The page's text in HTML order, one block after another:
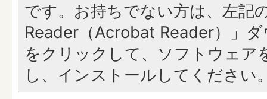
です。お持ちでない方は、左記
Reader（Acrobat Reader）」
をクリックして、ソフトウェア
し、インストールしてください